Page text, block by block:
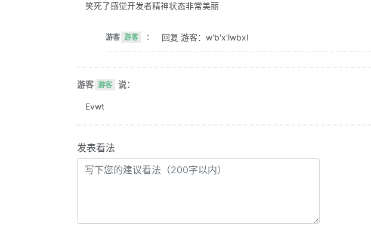
笑死了感觉开发者精神状态非常美丽
游客 游客 ： 回复 游客：w'b'x'lwbxl
游客 游客 说：
Evwt
发表看法